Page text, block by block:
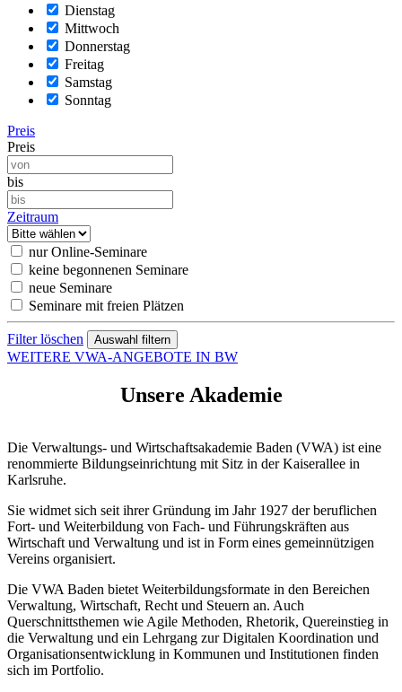
Dienstag
Mittwoch
Donnerstag
Freitag
Samstag
Sonntag
Preis
Preis
bis
Zeitraum
nur Online-Seminare
keine begonnenen Seminare
neue Seminare
Seminare mit freien Plätzen
Filter löschen
WEITERE VWA-ANGEBOTE IN BW
Unsere Akademie
Die Verwaltungs- und Wirtschaftsakademie Baden (VWA) ist eine
renommierte Bildungseinrichtung mit Sitz in der Kaiserallee in
Karlsruhe.
Sie widmet sich seit ihrer Gründung im Jahr 1927 der beruflichen
Fort- und Weiterbildung von Fach- und Führungskräften aus
Wirtschaft und Verwaltung und ist in Form eines gemeinnützigen
Vereins organisiert.
Die VWA Baden bietet Weiterbildungsformate in den Bereichen
Verwaltung, Wirtschaft, Recht und Steuern an. Auch
Querschnittsthemen wie Agile Methoden, Rhetorik, Quereinstieg in
die Verwaltung und ein Lehrgang zur Digitalen Koordination und
Organisationsentwicklung in Kommunen und Institutionen finden
sich im Portfolio.